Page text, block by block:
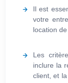
Il est
votre
location
Les
inclure la
client, et